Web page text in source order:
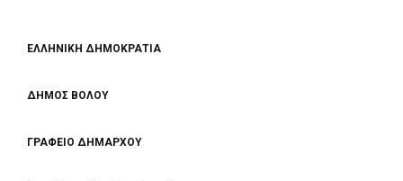
ΕΛΛΗΝΙΚΗ ΔΗΜΟΚΡΑΤΙΑ
ΔΗΜΟΣ ΒΟΛΟΥ
ΓΡΑΦΕΙΟ ΔΗΜΑΡΧΟΥ